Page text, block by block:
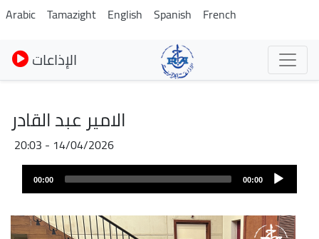
Pasar
al
contenido
principal
Arabic Tamazight English Spanish French
الإذاعات
الامير عبد القادر
14/04/2026 - 20:03
Archivo
audio
00:00
00:00